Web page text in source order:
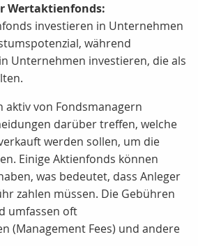
Wertaktienfonds:
investieren in Unternehmen
während
Unternehmen investieren, die als
aktiv von Fondsmanagern
darüber treffen, welche
werden sollen, um die
Einige Aktienfonds können
was bedeutet, dass Anleger
zahlen müssen. Die Gebühren
umfassen oft
(Management Fees) und andere